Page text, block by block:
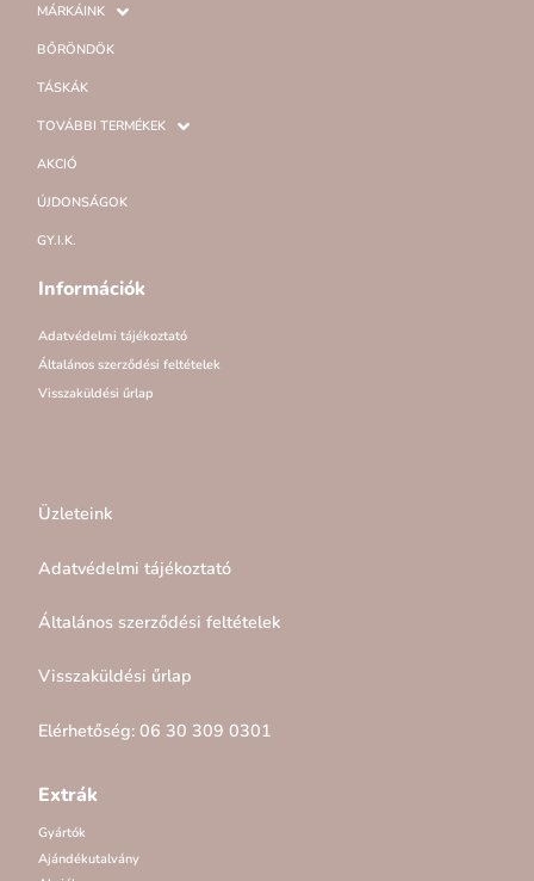
MÁRKÁINK
BŐRÖNDÖK
TÁSKÁK
TOVÁBBI TERMÉKEK
AKCIÓ
ÚJDONSÁGOK
GY.I.K.
Információk
Adatvédelmi tájékoztató
Általános szerződési feltételek
Visszaküldési űrlap
Üzleteink
Adatvédelmi tájékoztató
Általános szerződési feltételek
Visszaküldési űrlap
Elérhetőség: 06 30 309 0301
Extrák
Gyártók
Ajándékutalvány